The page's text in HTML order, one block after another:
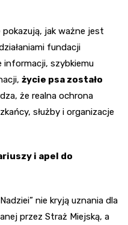
jak ważne jest
fundacji
informacji, szybkiemu
życie psa zostało
że realna ochrona
służby i organizacje
i apel do
nie kryją uznania dla
przez Straż Miejską, a